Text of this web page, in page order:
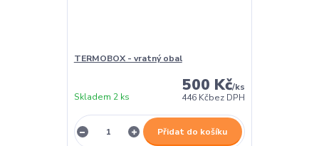
TERMOBOX - vratný obal
500 Kč/ks
446 Kčbez DPH
Skladem 2 ks
Přidat do košíku